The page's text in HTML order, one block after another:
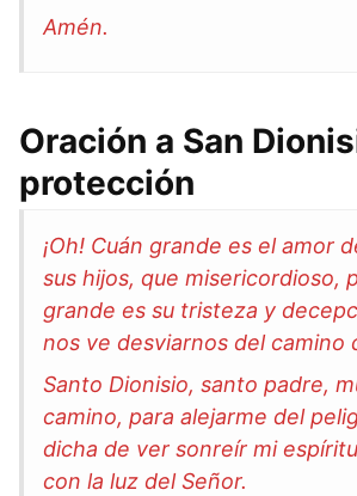
Amén.
Oración a San
protección
¡Oh! Cuán grande es el amor
sus hijos, que misericordioso,
grande es su tristeza y
nos ve desviarnos del camino
Santo Dionisio, santo padre,
camino, para alejarme del
dicha de ver sonreír mi
con la luz del Señor.